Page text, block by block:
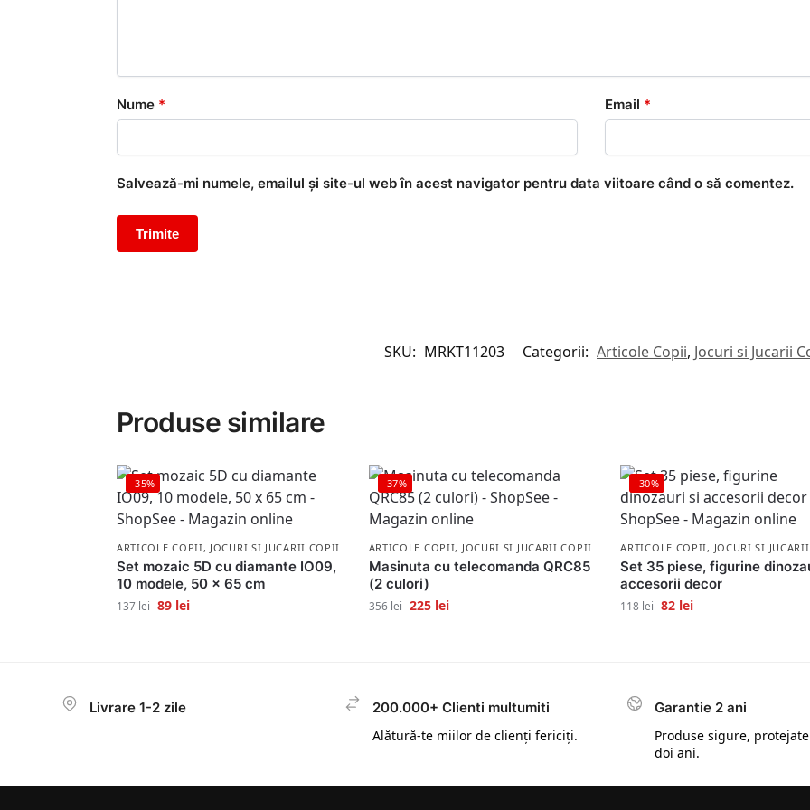
Nume * Email *
Salvează-mi numele, emailul și site-ul web în acest navigator pentru data viitoare când o să comentez.
SKU: MRKT11203 Categorii: Articole Copii, Jocuri si Jucarii
Produse similare
-35%
ARTICOLE COPII, JOCURI SI JUCARII COPII
Set mozaic 5D cu diamante IO09,
10 modele, 50 x 65 cm
137lei 89 lei
-37%
ARTICOLE COPII, JOCURI SI JUCARII COPII
Masinuta cu telecomanda QRC85
(2 culori)
356lei 225 lei
-30%
ARTICOLE COPII, JOCURI SI
Set 35 piese, figurine
accesorii decor
118lei 82 lei
Livrare 1-2 zile
200.000+ Clienti multumiti
Alătură-te miilor de clienți fericiți.
Garantie 2 ani
Produse sigure,
doi ani.